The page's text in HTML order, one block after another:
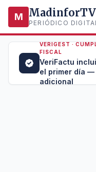
M MadinforTV
PERIÓDICO
VERIGEST ·
FISCAL
VeriFactu
el primer día —
adicional